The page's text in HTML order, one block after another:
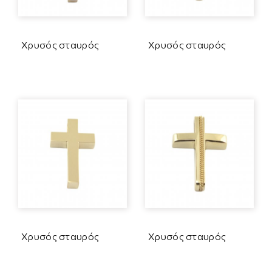
Χρυσός σταυρός Χρυσός σταυρός
Χρυσός σταυρός Χρυσός σταυρός